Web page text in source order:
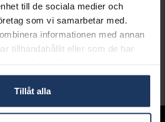
till de sociala medier och
som vi samarbetar med.
informationen med annan
tillhandahållit eller som de har
Tillåt alla
Armband i stål
BY BILLGREN
399:-
köpte även